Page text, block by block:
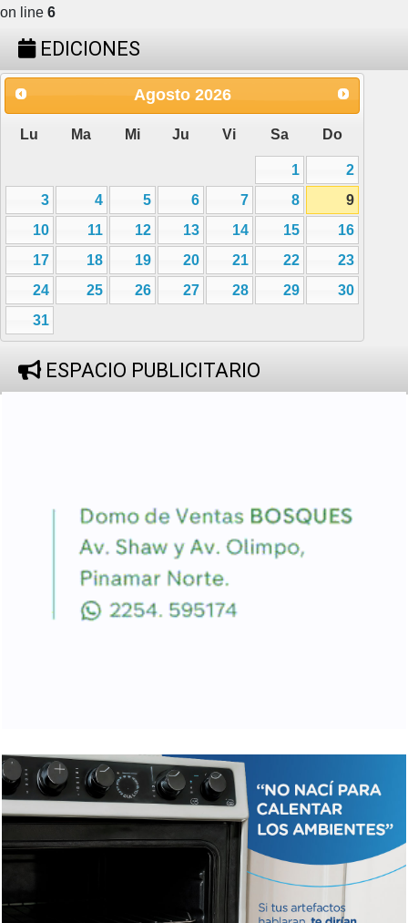
on line 6
EDICIONES
Agosto 2026
Lu Ma Mi Ju Vi Sa Do
1
2
3
4 5 6 7 8
9
10
11 12 13 14 15
16
17
18 19 20 21 22
23
24
25 26 27 28 29
30
31
ESPACIO PUBLICITARIO